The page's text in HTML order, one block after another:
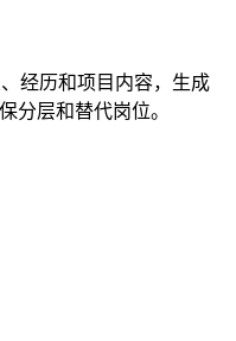
、经历和项目内容，生成
分层和替代岗位。